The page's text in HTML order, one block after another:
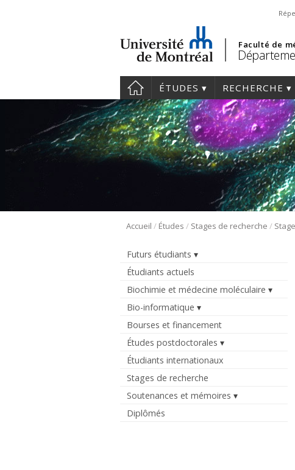
Faculté de
ÉTUDES RECHERCHE
Accueil / Études / Stages de recherche /
Futurs étudiants
Étudiants actuels
Biochimie et médecine moléculaire
Bio-informatique
Bourses et financement
Études postdoctorales
Étudiants internationaux
Stages de recherche
Soutenances et mémoires
Diplômés